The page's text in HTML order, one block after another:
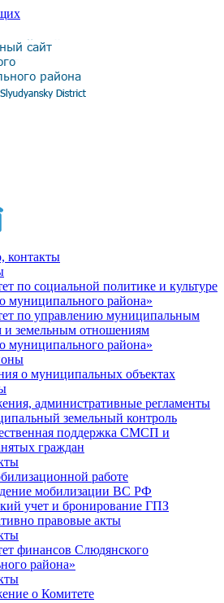
контакты
по социальной политике и культуре
муниципального района»
по управлению муниципальным
и земельным отношениям
муниципального района»
о муниципальных объектах
административные регламенты
земельный контроль
поддержка СМСП и
граждан
работе
мобилизации ВС РФ
учет и бронирование ГПЗ
правовые акты
финансов Слюдянского
района»
о Комитете